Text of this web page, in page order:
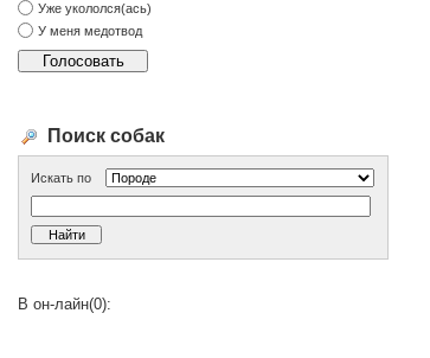
Уже укололся(ась)
У меня медотвод
Поиск собак
Искать по
В он-лайн(0):